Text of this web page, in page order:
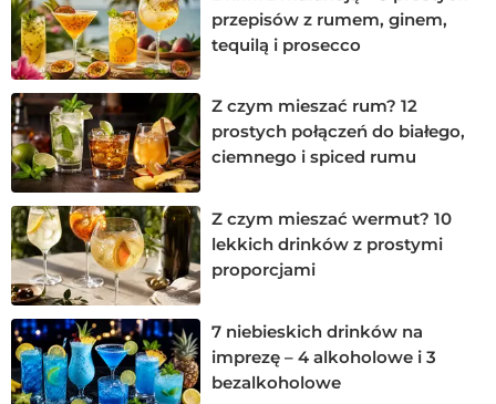
przepisów z rumem, ginem,
tequilą i prosecco
Z czym mieszać rum? 12
prostych połączeń do białego,
ciemnego i spiced rumu
Z czym mieszać wermut? 10
lekkich drinków z prostymi
proporcjami
7 niebieskich drinków na
imprezę – 4 alkoholowe i 3
bezalkoholowe